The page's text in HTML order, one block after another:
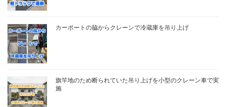
カーポートの脇からクレーンで冷蔵庫を吊り上げ
旗竿地のため断られていた吊り上げを小型のクレーン車で実
施